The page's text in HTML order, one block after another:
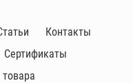
Контакты
Сертификаты